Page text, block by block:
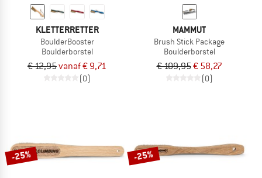
KLETTERRETTER
BoulderBooster
Boulderborstel
€ 12,95vanaf € 9,71
(0)
MAMMUT
Brush Stick Package
Boulderborstel
€ 109,95€ 58,27
(0)
-25% -25%